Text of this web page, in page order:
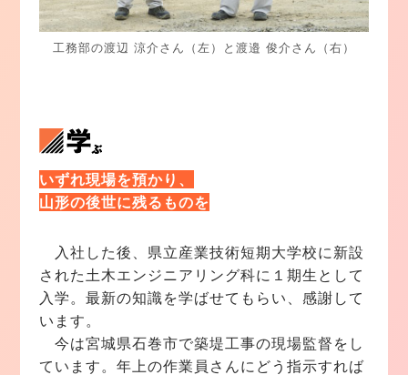
工務部の渡辺 涼介さん（左）と渡邉 俊介さん（右）
いずれ現場を預かり、
山形の後世に残るものを
入社した後、県立産業技術短期大学校に新設
された土木エンジニアリング科に１期生として
入学。最新の知識を学ばせてもらい、感謝して
います。
今は宮城県石巻市で築堤工事の現場監督をし
ています。年上の作業員さんにどう指示すれば